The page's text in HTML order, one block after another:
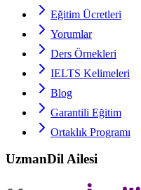
Eğitim Ücretleri
Yorumlar
Ders Örnekleri
IELTS Kelimeleri
Blog
Garantili Eğitim
Ortaklık Programı
UzmanDil Ailesi